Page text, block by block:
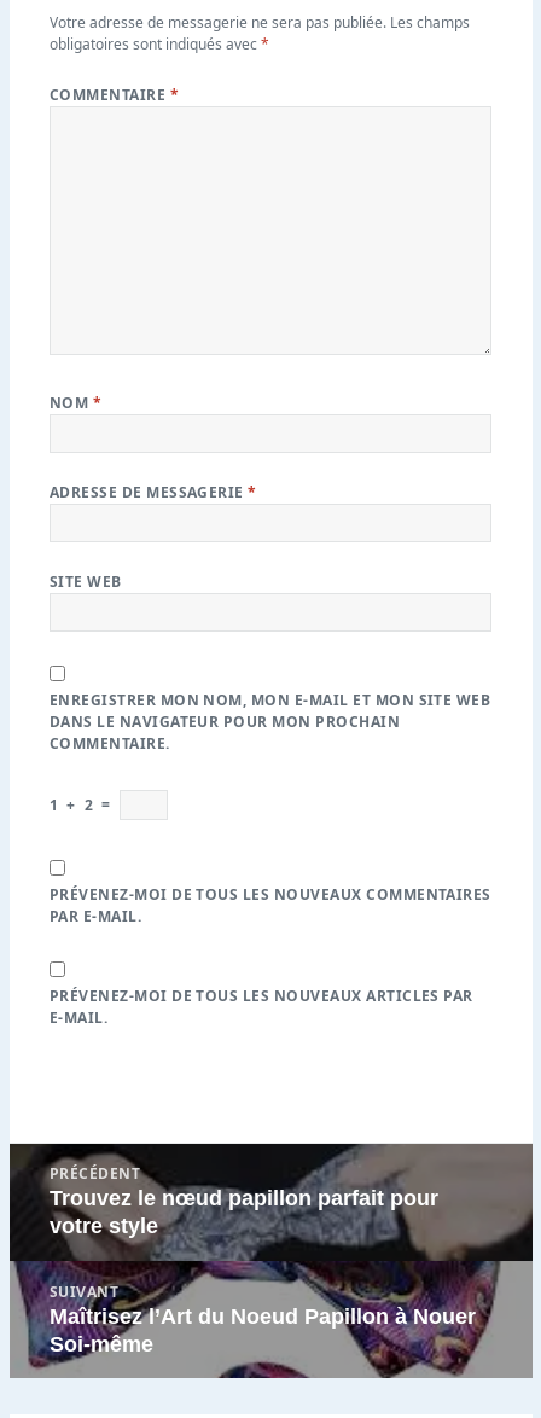
Votre adresse de messagerie ne sera pas publiée. Les champs
obligatoires sont indiqués avec*
COMMENTAIRE *
NOM *
ADRESSE DE MESSAGERIE*
SITE WEB
ENREGISTRER MON NOM, MON E-MAIL ET MON SITE WEB
DANS LE NAVIGATEUR POUR MON PROCHAIN
COMMENTAIRE.
1 + 2 =
PRÉVENEZ-MOI DE TOUS LES NOUVEAUX COMMENTAIRES
PAR E-MAIL.
PRÉVENEZ-MOI DE TOUS LES NOUVEAUX ARTICLES PAR
E-MAIL.
Navigation
l’article
PRÉCÉDENT
Article
précédent
Trouvez le nœud papillon parfait pour
votre style
SUIVANT
Article
suivant
:
Maîtrisez l’Art du Noeud Papillon à Nouer
Soi-même